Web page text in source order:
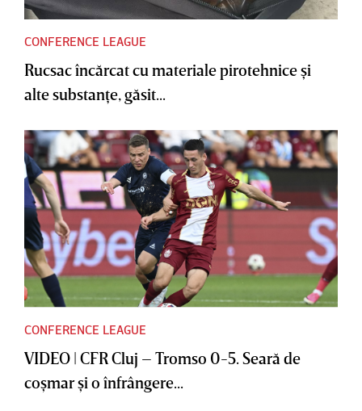
CONFERENCE LEAGUE
Rucsac încărcat cu materiale pirotehnice şi
alte substanţe, găsit...
CONFERENCE LEAGUE
VIDEO | CFR Cluj – Tromso 0-5. Seară de
coşmar şi o înfrângere...